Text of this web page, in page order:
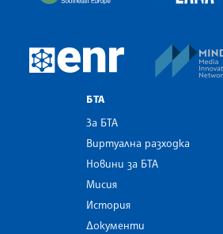
European Newsroom
БТА
За БТА
Виртуална разходка
Новини за БТА
Мисия
История
Документи